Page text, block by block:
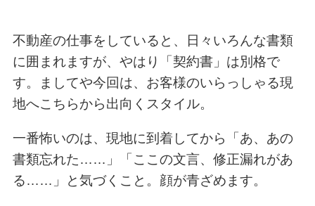
不動産の仕事をしていると、日々いろんな書類
に囲まれますが、やはり「契約書」は別格で
す。ましてや今回は、お客様のいらっしゃる現
地へこちらから出向くスタイル。
一番怖いのは、現地に到着してから「あ、あの
書類忘れた……」「ここの文言、修正漏れがあ
る……」と気づくこと。顔が青ざめます。